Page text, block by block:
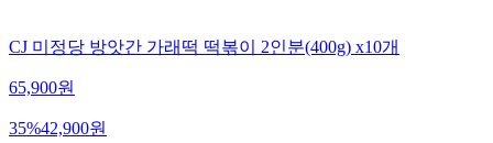
CJ 미정당 방앗간 가래떡 떡볶이 2인분(400g) x10개
65,900원
35%42,900원